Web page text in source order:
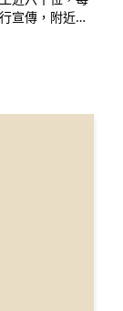
宣傳，附近執
工聚集在一
希望政府說明
濕地。陳情前